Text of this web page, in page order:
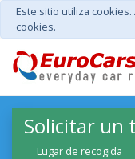
Este sitio utiliza
cookies.
Solicitar un
Lugar de recogida